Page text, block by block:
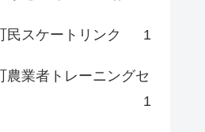
民スケートリンク 1
農業者トレーニングセ
1